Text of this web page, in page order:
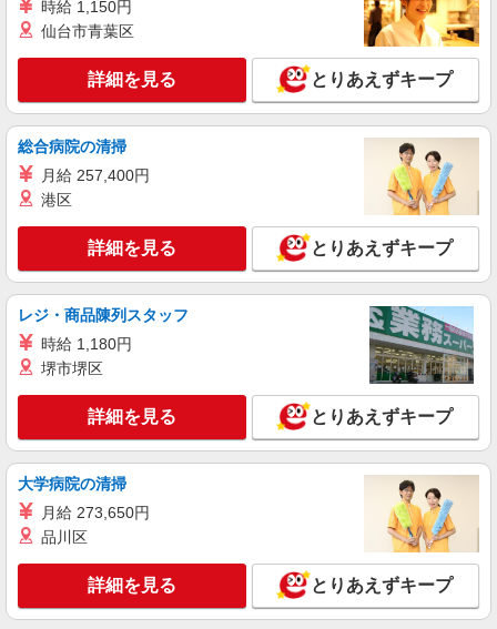
キープ 詳細を見る
株式会社kotrio /●FK-H-2051075
NEW
タイパ最強！希望の働き方が叶う有料住宅の
時給1450円〜2062円 ＜日払い有/週払い有/交
通費全支給(ガソリン代含む)＞
最寄り駅：西鉄久留米
キープ 詳細を見る
派遣社員 NEW
久留米市≫デイサービスで送迎や介助等＊運
転が好きな方歓迎
時給1450円〜2062円 ＜日払い有/週払い有/交
キープ 詳細を見る
派遣社員 NEW
時給 1,150円
仙台市青葉区
詳細を見る とりあえずキープ
総合病院の清掃
月給 257,400円
港区
詳細を見る とりあえずキープ
レジ・商品陳列スタッフ
時給 1,180円
堺市堺区
詳細を見る とりあえずキープ
大学病院の清掃
月給 273,650円
品川区
詳細を見る とりあえずキープ